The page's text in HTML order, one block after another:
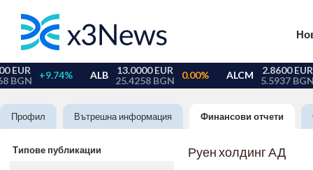
Профил Вътрешна информация Финансови отчети
Типове публикации Руен холдинг АД